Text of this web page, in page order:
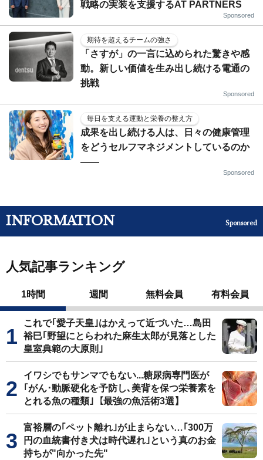
戦略の実装を支援するAT PARTNERS
Sponsored
期待を超えるチームの強さ
「さすが」の一言に込められた驚きや感
動。新しい価値を生み出し続ける電通の
挑戦
Sponsored
毎日を支える運動と栄養の整え方
成果を出し続ける人は、日々の健康管理
をどうセルフマネジメントしているのか
——
Sponsored
INFORMATION Sponsored
人気記事ランキング
1時間 週間 無料会員 有料会員
これで｢愛子天皇｣はかえって近づいた…島田
裕巳｢野望にとらわれた麻生太郎が見落とした
皇室典範の大原則｣
イワシでもサンマでもない...糖尿病専門医が
｢がん･動脈硬化を予防し､美背を保つ栄養素を
とれる魚の種類｣【最強の魚活術3選】
富裕層の｢ペット離れ｣が止まらない…｢300万
円の血統書付き犬は時代遅れ｣という真のお金
持ちが"向かった先"